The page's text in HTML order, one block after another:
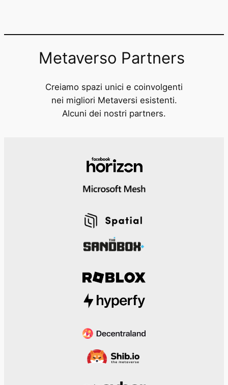
Metaverso Partners
Creiamo spazi unici e coinvolgenti
nei migliori Metaversi esistenti.
Alcuni dei nostri partners.